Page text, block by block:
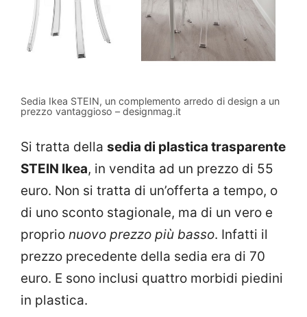
Sedia Ikea STEIN, un complemento arredo di design a un
prezzo vantaggioso – designmag.it
Si tratta della sedia di plastica trasparente
STEIN Ikea, in vendita ad un prezzo di 55
euro. Non si tratta di un’offerta a tempo, o
di uno sconto stagionale, ma di un vero e
proprio nuovo prezzo più basso. Infatti il
prezzo precedente della sedia era di 70
euro. E sono inclusi quattro morbidi piedini
in plastica.